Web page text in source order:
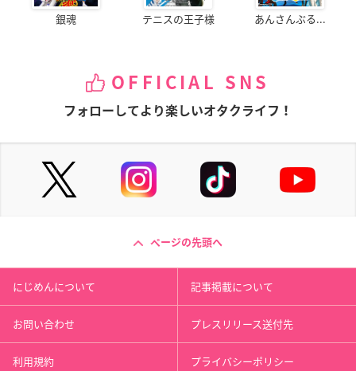
銀魂 テニスの王子様 あんさんぶる...
OFFICIAL SNS
フォローしてより楽しいオタクライフ！
ページの先頭へ
にじめんについて 記事掲載について
お問い合わせ プレスリリース送付先
利用規約 プライバシーポリシー